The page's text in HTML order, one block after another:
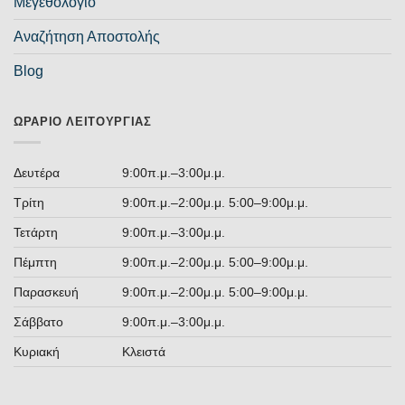
Αναζήτηση Αποστολής
Blog
ΩΡΆΡΙΟ ΛΕΙΤΟΥΡΓΊΑΣ
Δευτέρα 9:00π.μ.–3:00μ.μ.
Τρίτη 9:00π.μ.–2:00μ.μ. 5:00–9:00μ.μ.
Τετάρτη 9:00π.μ.–3:00μ.μ.
Πέμπτη 9:00π.μ.–2:00μ.μ. 5:00–9:00μ.μ.
Παρασκευή 9:00π.μ.–2:00μ.μ. 5:00–9:00μ.μ.
Σάββατο 9:00π.μ.–3:00μ.μ.
Κυριακή Κλειστά